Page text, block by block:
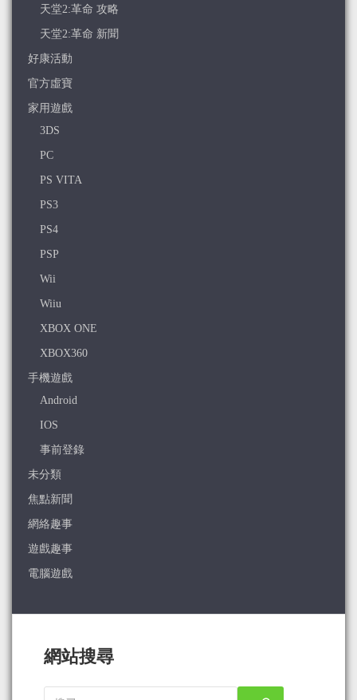
天堂2:革命 攻略
天堂2:革命 新聞
好康活動
官方虛寶
家用遊戲
3DS
PC
PS VITA
PS3
PS4
PSP
Wii
Wiiu
XBOX ONE
XBOX360
手機遊戲
Android
IOS
事前登錄
未分類
焦點新聞
網絡趣事
遊戲趣事
電腦遊戲
網站搜尋